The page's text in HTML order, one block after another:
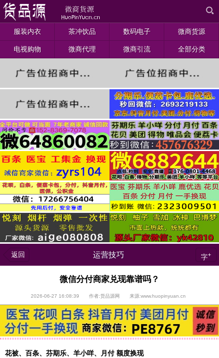
服装内衣 茶冲饮品 数码电子 微商货源
电视购物 微商代理 微商引流 全部分类
返回 运营技巧 字+
微信分付商家兑现靠谱吗？
2026-06-27 16:08:39 作者:货品源网 来源:www.huopinyuan.cn
花被、百条、芬期乐、羊小咩、月付 额度换现